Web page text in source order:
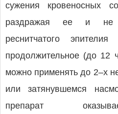
сужения кровеносных
раздражая ее и не
реснитчатого
продолжительное (до 12
можно применять до 2–х
или затянувшемся
препарат